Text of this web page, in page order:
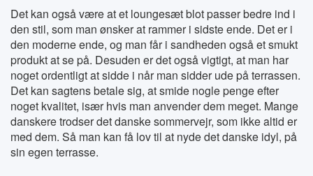
Det kan også være at et loungesæt blot passer bedre ind i
den stil, som man ønsker at rammer i sidste ende. Det er i
den moderne ende, og man får i sandheden også et smukt
produkt at se på. Desuden er det også vigtigt, at man har
noget ordentligt at sidde i når man sidder ude på terrassen.
Det kan sagtens betale sig, at smide nogle penge efter
noget kvalitet, især hvis man anvender dem meget. Mange
danskere trodser det danske sommervejr, som ikke altid er
med dem. Så man kan få lov til at nyde det danske idyl, på
sin egen terrasse.